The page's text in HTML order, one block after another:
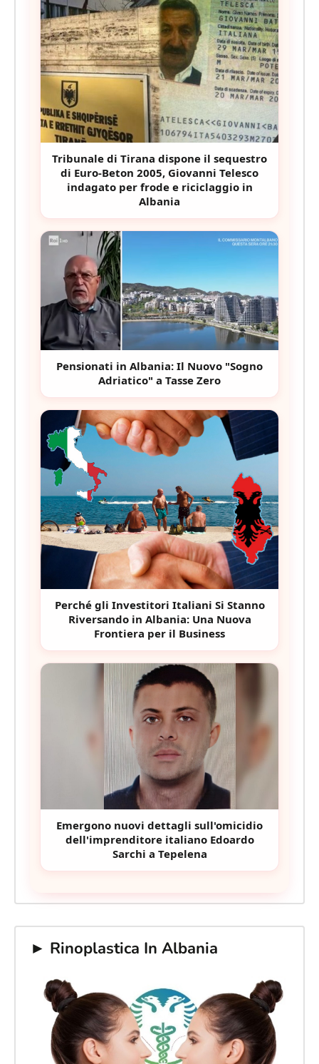
Tribunale di Tirana dispone il sequestro
di Euro-Beton 2005, Giovanni Telesco
indagato per frode e riciclaggio in
Albania
Pensionati in Albania: Il Nuovo "Sogno
Adriatico" a Tasse Zero
Perché gli Investitori Italiani Si Stanno
Riversando in Albania: Una Nuova
Frontiera per il Business
Emergono nuovi dettagli sull'omicidio
dell'imprenditore italiano Edoardo
Sarchi a Tepelena
► Rinoplastica In Albania